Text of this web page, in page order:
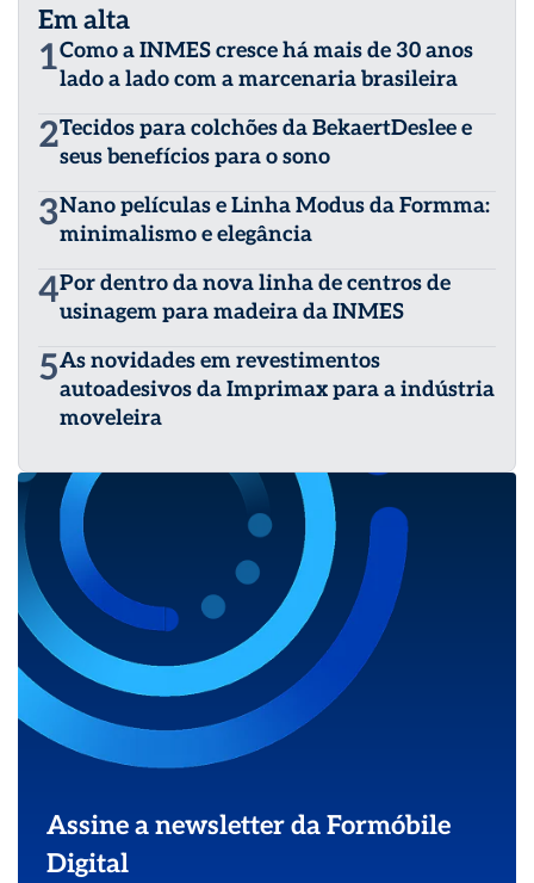
Em alta
1Como a INMES cresce há mais de 30 anos
lado a lado com a marcenaria brasileira
2Tecidos para colchões da BekaertDeslee e
seus benefícios para o sono
3Nano películas e Linha Modus da Formma:
minimalismo e elegância
4Por dentro da nova linha de centros de
usinagem para madeira da INMES
5As novidades em revestimentos
autoadesivos da Imprimax para a indústria
moveleira
Assine a newsletter da Formóbile
Digital